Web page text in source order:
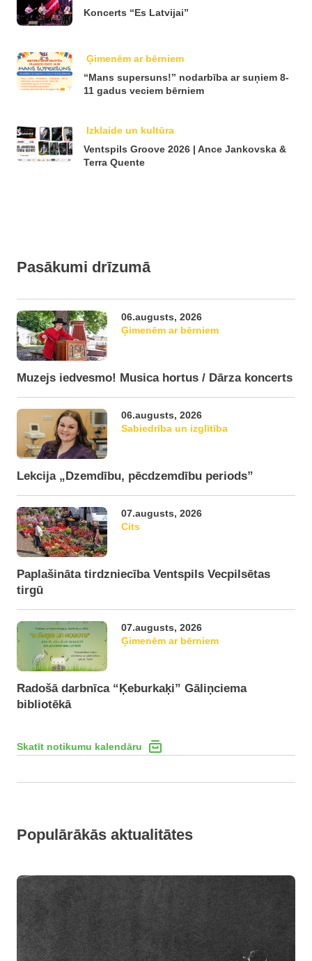
Koncerts “Es Latvijai”
Ģimenēm ar bērniem
“Mans supersuns!” nodarbība ar suņiem 8-
11 gadus veciem bērniem
Izklaide un kultūra
Ventspils Groove 2026 | Ance Jankovska &
Terra Quente
Pasākumi drīzumā
06.augusts, 2026
Ģimenēm ar bērniem
Muzejs iedvesmo! Musica hortus / Dārza koncerts
06.augusts, 2026
Sabiedrība un izglītība
Lekcija „Dzemdību, pēcdzemdību periods”
07.augusts, 2026
Cits
Paplašināta tirdzniecība Ventspils Vecpilsētas
tirgū
07.augusts, 2026
Ģimenēm ar bērniem
Radošā darbnīca “Ķeburkaķi” Gāliņciema
bibliotēkā
Skatīt notikumu kalendāru
Populārākās aktualitātes